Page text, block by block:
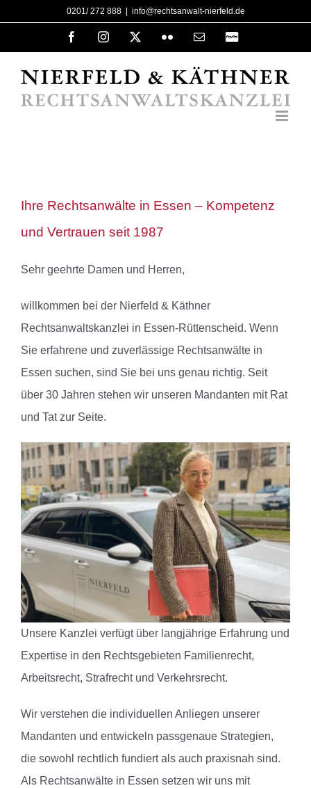
springen
0201/ 272 888 info@rechtsanwalt-nierfeld.de
FacebookInstagram Flickr E-
PayPal
Ihre Rechtsanwälte in Essen – Kompetenz
und Vertrauen seit 1987
Sehr geehrte Damen und Herren,
willkommen bei der Nierfeld & Käthner
Rechtsanwaltskanzlei in Essen-Rüttenscheid. Wenn
Sie erfahrene und zuverlässige Rechtsanwälte in
Essen suchen, sind Sie bei uns genau richtig. Seit
über 30 Jahren stehen wir unseren Mandanten mit Rat
und Tat zur Seite.
Unsere Kanzlei verfügt über langjährige Erfahrung und
Expertise in den Rechtsgebieten Familienrecht,
Arbeitsrecht, Strafrecht und Verkehrsrecht.
Wir verstehen die individuellen Anliegen unserer
Mandanten und entwickeln passgenaue Strategien,
die sowohl rechtlich fundiert als auch praxisnah sind.
Als Rechtsanwälte in Essen setzen wir uns mit